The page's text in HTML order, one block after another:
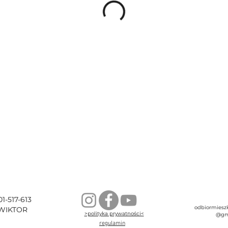
517-613
>polityka prywatności<
regulamin